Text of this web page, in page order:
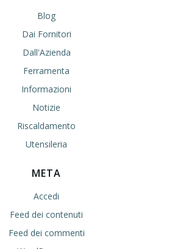
Blog
Dai Fornitori
Dall'Azienda
Ferramenta
Informazioni
Notizie
Riscaldamento
Utensileria
META
Accedi
Feed dei contenuti
Feed dei commenti